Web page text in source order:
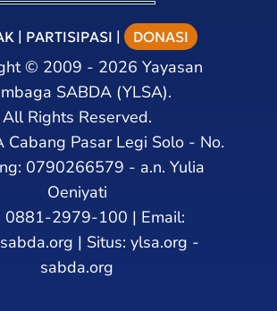
| PARTISIPASI | DONASI
© 2009 - 2026 Yayasan
SABDA (YLSA).
All Rights Reserved.
Cabang Pasar Legi Solo - No.
0790266579 - a.n. Yulia
Oeniyati
0881-2979-100 | Email:
| Situs: ylsa.org -
sabda.org